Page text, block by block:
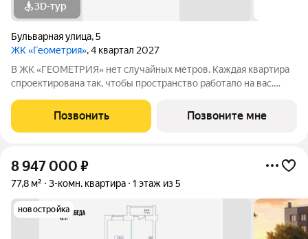
3D-тур
Бульварная улица,5
ЖК «Геометрия», 4 квартал 2027
В ЖК «ГЕОМЕТРИЯ» нет случайных метров. Каждая квартира
спроектирована так, чтобы пространство работало на вас.
потолков 2,7 м стены оштукатурены выполнена цементно-
песчаная стяжка пола установлена
Позвонить Позвоните мне
8 947 000 ₽
77,8 м² 3-комн. квартира 1 этаж из 5
новостройка